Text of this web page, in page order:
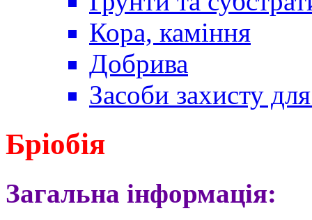
Кора, каміння
Добрива
Засоби захисту
Бріобія
Загальна інформація: